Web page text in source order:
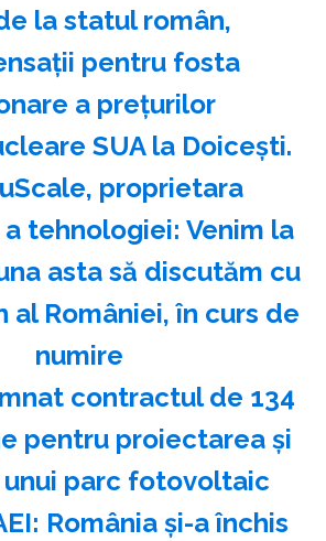
la statul român,
pentru fosta
a prețurilor
SUA la Doicești.
proprietara
tehnologiei: Venim la
asta să discutăm cu
al României, în curs de
numire
contractul de 134
pentru proiectarea şi
parc fotovoltaic
România şi-a închis